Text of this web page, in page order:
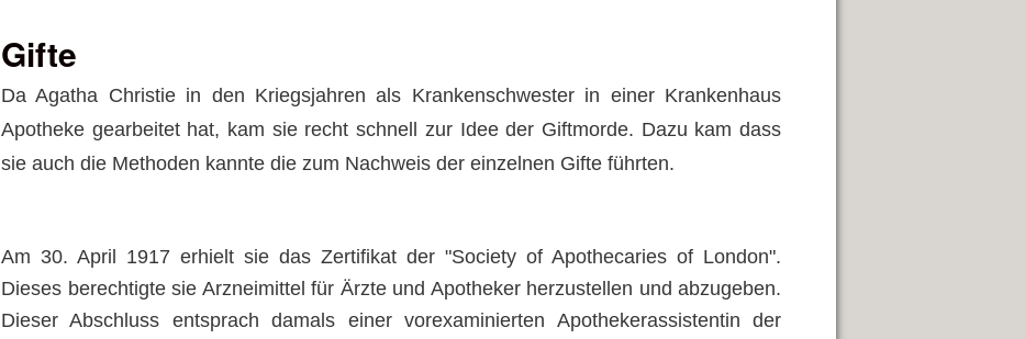
Gifte
Da Agatha Christie in den Kriegsjahren als Krankenschwester in einer Krankenhaus
Apotheke gearbeitet hat, kam sie recht schnell zur Idee der Giftmorde. Dazu kam dass
sie auch die Methoden kannte die zum Nachweis der einzelnen Gifte führten.
Am 30. April 1917 erhielt sie das Zertifikat der "Society of Apothecaries of London".
Dieses berechtigte sie Arzneimittel für Ärzte und Apotheker herzustellen und abzugeben.
Dieser Abschluss entsprach damals einer vorexaminierten Apothekerassistentin der